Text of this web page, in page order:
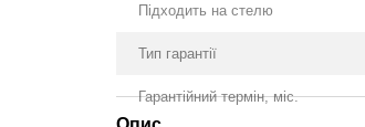
Підходить на стелю
Тип гарантії
Гарантійний термін, міс.